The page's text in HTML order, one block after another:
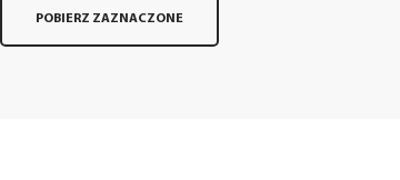
POBIERZ ZAZNACZONE